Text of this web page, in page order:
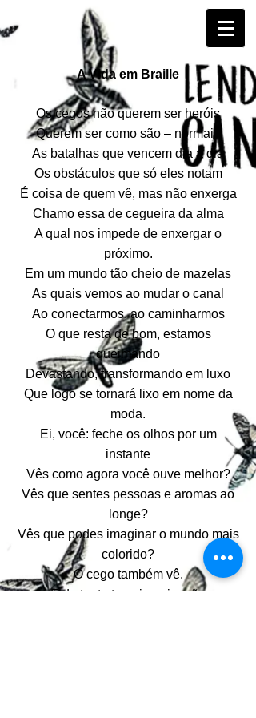
A Vida em Braille
Os cegos não querem ser heróis
Querem ser como são – normais
As batalhas que vencem dia a dia
Os obstáculos que só eles notam
É coisa de quem vê, mas não enxerga
Chamo essa de cegueira da alma
A qual nos impede de enxergar o
próximo.
Em um mundo tão cheio de mazelas
As quais vemos ao mudar o canal
Ao conectarmos, ao caminharmos
O que resta de bom, estamos
queimando
Devastando, transformando em luxo
Que logo se tornará lixo em nome da
moda.
Ei, você: feche os olhos por um
instante
Vês como agora você ouve melhor?
Vês que sentes pessoas e aromas ao
longe?
Vês que podes imaginar o mundo mais
colorido?
O cego também vê.
E de tanto ter a imaginação